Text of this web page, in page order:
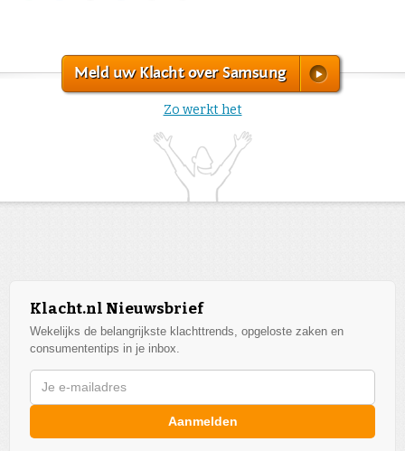
Meld uw Klacht over Samsung
Zo werkt het
Klacht.nl Nieuwsbrief
Wekelijks de belangrijkste klachttrends, opgeloste zaken en
consumententips in je inbox.
Aanmelden